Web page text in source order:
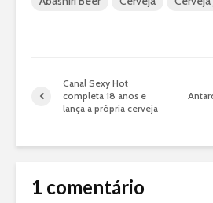
Canal Sexy Hot
completa 18 anos e
lança a própria cerveja
1 comentário